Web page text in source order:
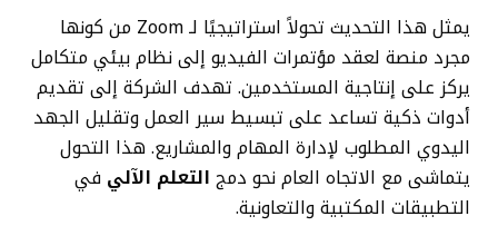
يمثل هذا التحديث تحولاً استراتيجيًا لـ Zoom من كونها
مجرد منصة لعقد مؤتمرات الفيديو إلى نظام بيئي متكامل
يركز على إنتاجية المستخدمين. تهدف الشركة إلى تقديم
أدوات ذكية تساعد على تبسيط سير العمل وتقليل الجهد
اليدوي المطلوب لإدارة المهام والمشاريع. هذا التحول
يتماشى مع الاتجاه العام نحو دمج التعلم الآلي في
التطبيقات المكتبية والتعاونية.